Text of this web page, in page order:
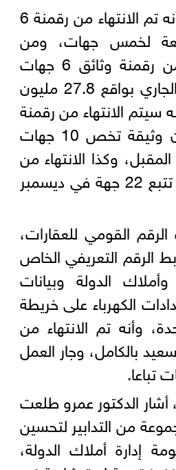
وكشف الوزير عن أنه تم الانتهاء من رقمنة 6
لخمس جهات، ومن
المخطط الانتهاء من رقمنة وثائق 6 جهات
أخرى خلال الشهر الجاري بواقع 27.8 مليون
سيتم الانتهاء من رقمنة
أكثر من 34 مليون وثيقة تخص 10 جهات
وكذا الانتهاء من
320 مليون وثيقة تتبع 22 جهة في ديسمبر
القومي للعقارات،
الرقم التعريفي الخاص
وأملاك الدولة وبيانات
الكهرباء على خريطة
وأنه تم الانتهاء من
بالكامل، وجار العمل
تباعا.
الدكتور عمرو طلعت
من التدابير لتحسين
إدارة أملاك الدولة،